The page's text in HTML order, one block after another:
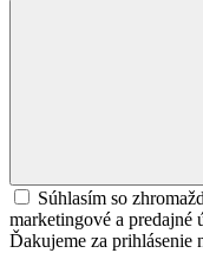
Súhlasím so
marketingové a predajné
Ďakujeme za prihlásenie